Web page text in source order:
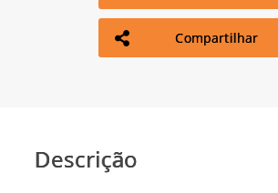
Compartilhar
Descrição